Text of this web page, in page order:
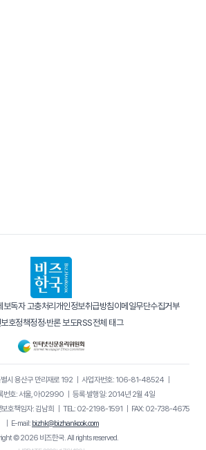
보독자 고충처리개인정보취급방침이메일무단수집거부
호정책정정·반론 보도RSS전체 태그
시 용산구 만리재로 192｜ 사업자번호: 106-81-48524｜
번호: 서울, 아02990 ｜ 등록·발행일: 2014년 2월 4일
호책임자: 김남희 ｜ TEL: 02-2198-1591 ｜ FAX: 02-738-4675
｜ E-mail: bizhk@bizhankook.com
© 2026 비즈한국. All rights reserved.